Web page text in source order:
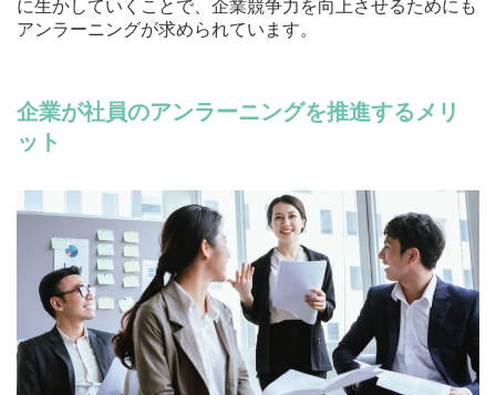
に生かしていくことで、企業競争力を向上させるためにも
アンラーニングが求められています。
企業が社員のアンラーニングを推進するメリ
ット